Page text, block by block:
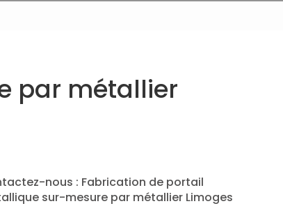
par métallier
nous : Fabrication de portail
sur-mesure par métallier Limoges